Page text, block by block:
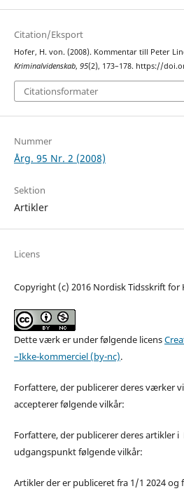
Citation/Eksport
Hofer, H. von. (2008). Kommentar till Peter
Kriminalvidenskab, 95(2), 173–178. https://
Citationsformater
Nummer
Årg. 95 Nr. 2 (2008)
Sektion
Artikler
Licens
Copyright (c) 2016 Nordisk Tidsskrift for
Dette værk er under følgende licens
–Ikke-kommerciel (by-nc).
Forfattere, der publicerer deres værker
accepterer følgende vilkår:
Forfattere, der publicerer deres artikler i
udgangspunkt følgende vilkår:
Artikler der er publiceret fra 1/1 2024 og